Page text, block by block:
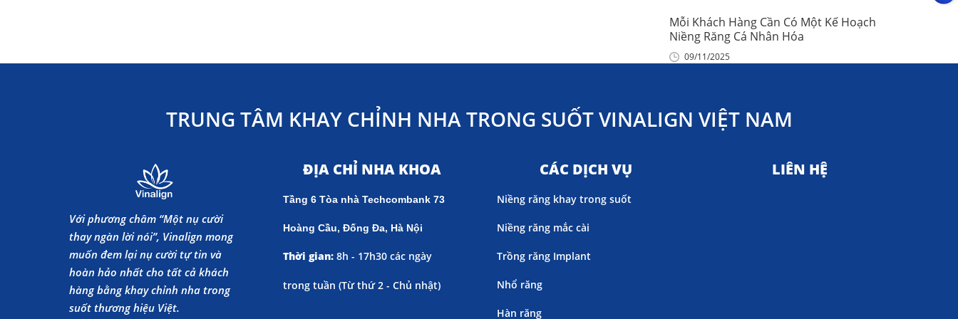
Mỗi Khách Hàng Cần Có Một Kế Hoạch
Niềng Răng Cá Nhân Hóa
09/11/2025
TRUNG TÂM KHAY CHỈNH NHA TRONG SUỐT VINALIGN VIỆT NAM
Với phương châm “Một nụ cười
thay ngàn lời nói”, Vinalign mong
muốn đem lại nụ cười tự tin và
hoàn hảo nhất cho tất cả khách
hàng bằng khay chỉnh nha trong
suốt thương hiệu Việt.
ĐỊA CHỈ NHA KHOA
Tầng 6 Tòa nhà Techcombank 73
Hoàng Cầu, Đống Đa, Hà Nội
Thời gian: 8h - 17h30 các ngày
trong tuần (Từ thứ 2 - Chủ nhật)
CÁC DỊCH VỤ
Niềng răng khay trong suốt
Niềng răng mắc cài
Trồng răng Implant
Nhổ răng
Hàn răng
LIÊN HỆ